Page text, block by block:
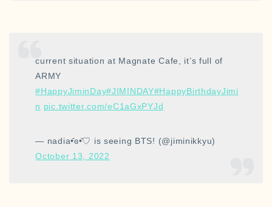
current situation at Magnate Cafe, it’s full of
ARMY
#HappyJiminDay#JIMINDAY#HappyBirthdayJimi
n pic.twitter.com/eC1aGxPYJd
— nadia•᷄ɞ•᷅♡ is seeing BTS! (@jiminikkyu)
October 13, 2022